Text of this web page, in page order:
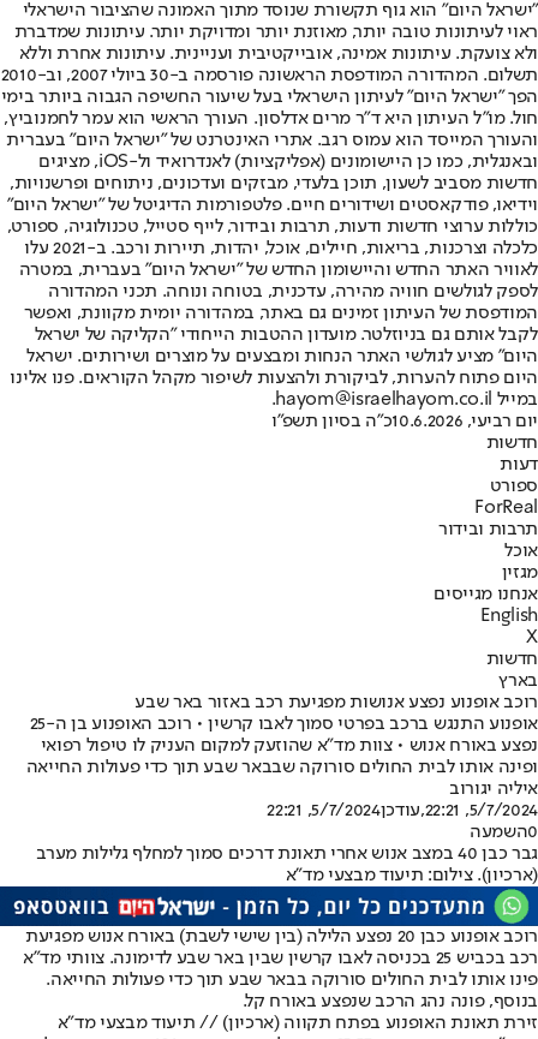
"ישראל היום" הוא גוף תקשורת שנוסד מתוך האמונה שהציבור הישראלי
ראוי לעיתונות טובה יותר, מאוזנת יותר ומדויקת יותר. עיתונות שמדברת
ולא צועקת. עיתונות אמינה, אובייקטיבית ועניינית. עיתונות אחרת וללא
תשלום. המהדורה המודפסת הראשונה פורסמה ב-30 ביולי 2007, וב-2010
הפך "ישראל היום" לעיתון הישראלי בעל שיעור החשיפה הגבוה ביותר בימי
חול. מו"ל העיתון היא ד"ר מרים אדלסון. העורך הראשי הוא עמר לחמנוביץ,
והעורך המייסד הוא עמוס רגב. אתרי האינטרנט של "ישראל היום" בעברית
ובאנגלית, כמו כן היישומונים (אפליקציות) לאנדרואיד ול-iOS, מציגים
חדשות מסביב לשעון, תוכן בלעדי, מבזקים ועדכונים, ניתוחים ופרשנויות,
וידיאו, פודקאסטים ושידורים חיים. פלטפורמות הדיגיטל של "ישראל היום"
כוללות ערוצי חדשות ודעות, תרבות ובידור, לייף סטייל, טכנולוגיה, ספורט,
כלכלה וצרכנות, בריאות, חיילים, אוכל, יהדות, תיירות ורכב. ב-2021 עלו
לאוויר האתר החדש והיישומון החדש של "ישראל היום" בעברית, במטרה
לספק לגולשים חוויה מהירה, עדכנית, בטוחה ונוחה. תכני המהדורה
המודפסת של העיתון זמינים גם באתר, במהדורה יומית מקוונת, ואפשר
לקבל אותם גם בניוזלטר. מועדון ההטבות הייחודי "הקליקה של ישראל
היום" מציע לגולשי האתר הנחות ומבצעים על מוצרים ושירותים. ישראל
היום פתוח להערות, לביקורת ולהצעות לשיפור מקהל הקוראים. פנו אלינו
במייל hayom@israelhayom.co.il.
יום רביעי, 10.6.2026
כ"ה בסיון תשפ"ו
חדשות
דעות
ספורט
ForReal
תרבות ובידור
אוכל
מגזין
אנחנו מגייסים
English
X
חדשות
בארץ
רוכב אופנוע נפצע אנושות מפגיעת רכב באזור באר שבע
אופנוע התנגש ברכב בפרטי סמוך לאבו קרשין • רוכב האופנוע בן ה-25
נפצע באורח אנוש • צוות מד"א שהוזעק למקום העניק לו טיפול רפואי
ופינה אותו לבית החולים סורוקה שבבאר שבע תוך כדי פעולות החייאה
איליה יגורוב
5/7/2024, 22:21
,עודכן5/7/2024, 22:21
0השמעה
גבר כבן 40 במצב אנוש אחרי תאונת דרכים סמוך למחלף גלילות מערב
(ארכיון). צילום: תיעוד מבצעי מד"א
רוכב אופנוע כבן 20 נפצע הלילה (בין שישי לשבת) באורח אנוש מפגיעת
רכב בכביש 25 בכניסה לאבו קרשין שבין באר שבע לדימונה. צוותי מד"א
פינו אותו לבית החולים סורוקה בבאר שבע תוך כדי פעולות החייאה.
בנוסף, פונה נהג הרכב שנפצע באורח קל.
זירת תאונת האופנוע בפתח תקווה (ארכיון) // תיעוד מבצעי מד"א